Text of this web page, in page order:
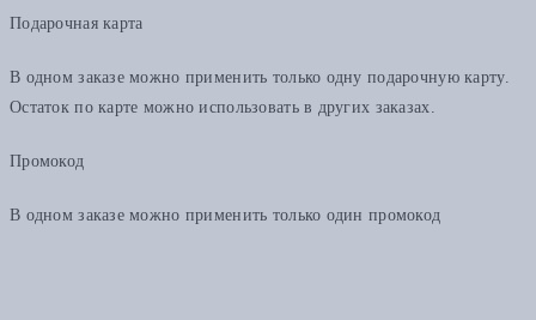
Подарочная карта
В одном заказе можно применить только одну подарочную карту.
Остаток по карте можно использовать в других заказах.
Промокод
В одном заказе можно применить только один промокод